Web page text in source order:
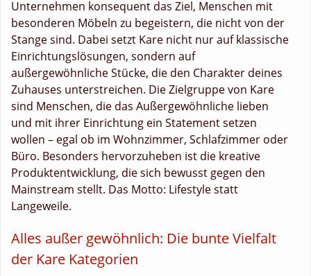
Unternehmen konsequent das Ziel, Menschen mit
besonderen Möbeln zu begeistern, die nicht von der
Stange sind. Dabei setzt Kare nicht nur auf klassische
Einrichtungslösungen, sondern auf
außergewöhnliche Stücke, die den Charakter deines
Zuhauses unterstreichen. Die Zielgruppe von Kare
sind Menschen, die das Außergewöhnliche lieben
und mit ihrer Einrichtung ein Statement setzen
wollen – egal ob im Wohnzimmer, Schlafzimmer oder
Büro. Besonders hervorzuheben ist die kreative
Produktentwicklung, die sich bewusst gegen den
Mainstream stellt. Das Motto: Lifestyle statt
Langeweile.
Alles außer gewöhnlich: Die bunte Vielfalt
der Kare Kategorien